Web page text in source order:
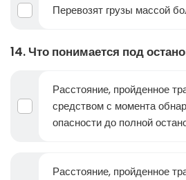
Перевозят грузы массой
14. Что понимается под
Расстояние, пройденное
средством с момента
опасности до полной
Расстояние, пройденное